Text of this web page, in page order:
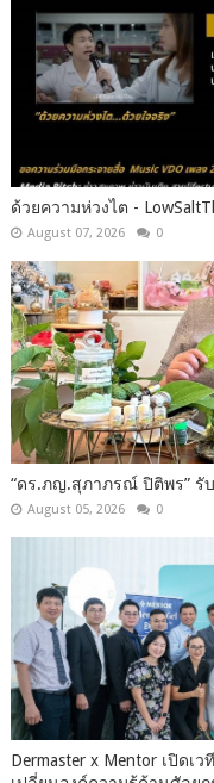
ด้วยความห่วงไต -
August 07, 2026 0
“ดร.ภญ.สุภาภรณ์ ปิติพร” รั
August 05, 2026 0
Dermaster x Mentor เปิดเ